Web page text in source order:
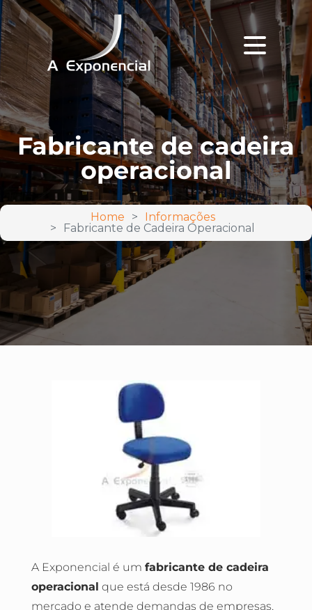
Fabricante de cadeira
operacional
Home
Informações
Fabricante de Cadeira Operacional
A Exponencial é um fabricante de cadeira
operacional que está desde 1986 no
mercado e atende demandas de empresas,